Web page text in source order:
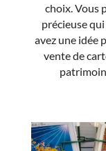
choix. Vous
précieuse
avez une idée
vente de